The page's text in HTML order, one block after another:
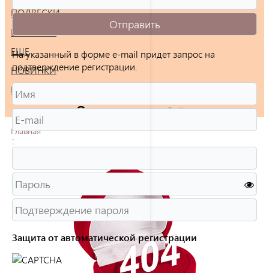
ПОДВЕСКИ
БРАСЛЕТЫ
ЕЩЕ
НОВИНКИ
РАСПРОДАЖА
Войти
Главная
На указанный в форме e-mail придет запрос на
подтверждение регистрации.
:
Защита от автоматической регистрации